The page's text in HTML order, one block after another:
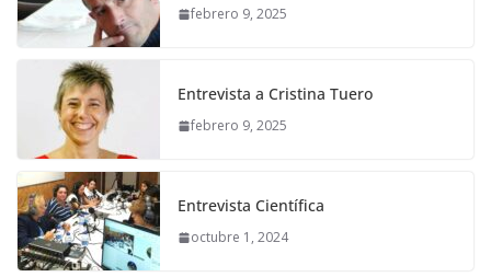
febrero 9, 2025
Entrevista a Cristina Tuero
febrero 9, 2025
Entrevista Científica
octubre 1, 2024